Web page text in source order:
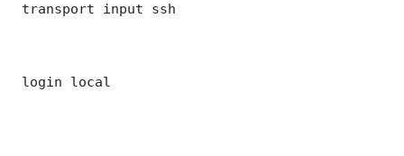
transport input ssh
login local